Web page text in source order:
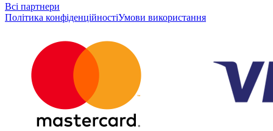
Всі партнери
Політика конфіденційностіУмови використання